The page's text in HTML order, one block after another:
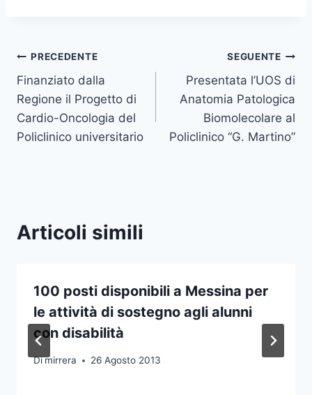
Navigazione
articoli
PRECEDENTE
Finanziato dalla
Regione il Progetto di
Cardio-Oncologia del
Policlinico universitario
SEGUENTE
Presentata l’UOS di
Anatomia Patologica
Biomolecolare al
Policlinico “G. Martino”
Articoli simili
100 posti disponibili a Messina per
le attività di sostegno agli alunni
con disabilità
Dimirrera 26 Agosto 2013